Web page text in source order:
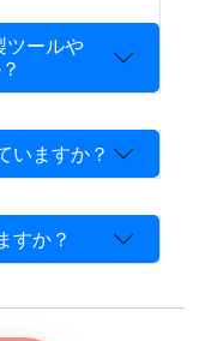
ツールや
いますか？
すか？